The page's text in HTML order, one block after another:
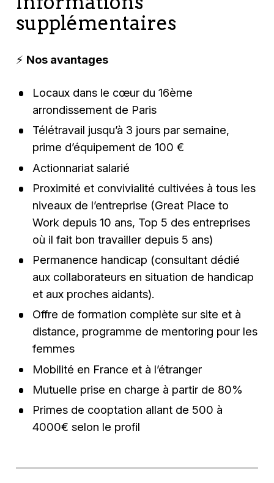
supplémentaires
⚡ Nos avantages
Locaux dans le cœur du 16ème
arrondissement de Paris
Télétravail jusqu’à 3 jours par semaine,
prime d’équipement de 100 €
Actionnariat salarié
Proximité et convivialité cultivées à tous les
niveaux de l’entreprise (Great Place to
Work depuis 10 ans, Top 5 des entreprises
où il fait bon travailler depuis 5 ans)
Permanence handicap (consultant dédié
aux collaborateurs en situation de handicap
et aux proches aidants).
Offre de formation complète sur site et à
distance, programme de mentoring pour les
femmes
Mobilité en France et à l’étranger
Mutuelle prise en charge à partir de 80%
Primes de cooptation allant de 500 à
4000€ selon le profil